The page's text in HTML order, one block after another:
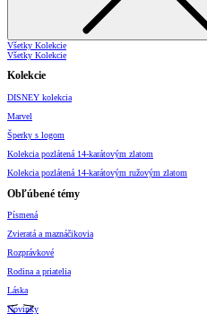
Všetky Kolekcie
Všetky Kolekcie
Kolekcie
DISNEY kolekcia
Marvel
Šperky s logom
Kolekcia pozlátená 14-karátovým zlatom
Kolekcia pozlátená 14-karátovým ružovým zlatom
Obľúbené témy
Písmená
Zvieratá a maznáčikovia
Rozprávkové
Rodina a priatelia
Láska
Novinky